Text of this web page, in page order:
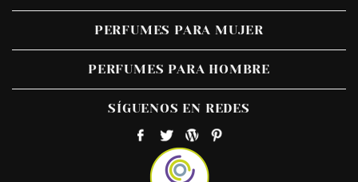
PERFUMES PARA MUJER
PERFUMES PARA HOMBRE
SÍGUENOS EN REDES